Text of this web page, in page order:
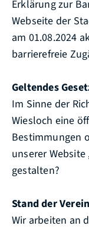
Erklärung zur
Webseite der
am 01.08.2024
barrierefreie
Geltendes
Im Sinne der
Wiesloch eine
Bestimmungen
unserer
gestalten?
Stand der
Wir arbeiten an